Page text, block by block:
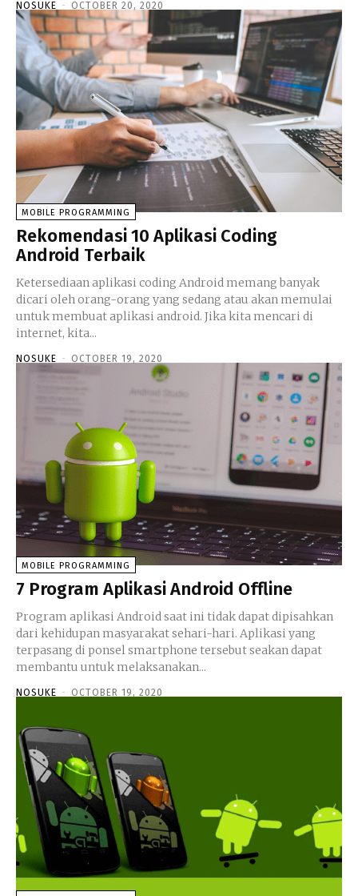
NOSUKE - OCTOBER 20, 2020
MOBILE PROGRAMMING
Rekomendasi 10 Aplikasi Coding
Android Terbaik
Ketersediaan aplikasi coding Android memang banyak
dicari oleh orang-orang yang sedang atau akan memulai
untuk membuat aplikasi android. Jika kita mencari di
internet, kita...
NOSUKE - OCTOBER 19, 2020
MOBILE PROGRAMMING
7 Program Aplikasi Android Offline
Program aplikasi Android saat ini tidak dapat dipisahkan
dari kehidupan masyarakat sehari-hari. Aplikasi yang
terpasang di ponsel smartphone tersebut seakan dapat
membantu untuk melaksanakan...
NOSUKE - OCTOBER 19, 2020